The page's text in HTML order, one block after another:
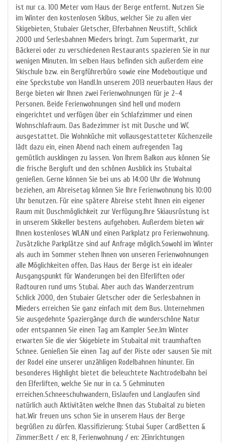
ist nur ca. 100 Meter vom Haus der Berge entfernt. Nutzen Sie
im Winter den kostenlosen Skibus, welcher Sie zu allen vier
Skigebieten, Stubaier Gletscher, Elferbahnen Neustift, Schlick
2000 und Serlesbahnen Mieders bringt. Zum Supermarkt, zur
Bäckerei oder zu verschiedenen Restaurants spazieren Sie in nur
wenigen Minuten. Im selben Haus befinden sich außerdem eine
Skischule bzw. ein Bergführerbüro sowie eine Modeboutique und
eine Speckstube von Handl.In unserem 2013 neuerbauten Haus der
Berge bieten wir Ihnen zwei Ferienwohnungen für je 2-4
Personen. Beide Ferienwohnungen sind hell und modern
eingerichtet und verfügen über ein Schlafzimmer und einen
Wohnschlafraum. Das Badezimmer ist mit Dusche und WC
ausgestattet. Die Wohnküche mit vollausgestatteter Küchenzeile
lädt dazu ein, einen Abend nach einem aufregenden Tag
gemütlich ausklingen zu lassen. Von Ihrem Balkon aus können Sie
die frische Bergluft und den schönen Ausblick ins Stubaital
genießen. Gerne können Sie bei uns ab 14:00 Uhr die Wohnung
beziehen, am Abreisetag können Sie Ihre Ferienwohnung bis 10:00
Uhr benutzen. Für eine spätere Abreise steht Ihnen ein eigener
Raum mit Duschmöglichkeit zur Verfügung.Ihre Skiausrüstung ist
in unserem Skikeller bestens aufgehoben. Außerdem bieten wir
Ihnen kostenloses WLAN und einen Parkplatz pro Ferienwohnung.
Zusätzliche Parkplätze sind auf Anfrage möglich.Sowohl im Winter
als auch im Sommer stehen Ihnen von unseren Ferienwohnungen
alle Möglichkeiten offen. Das Haus der Berge ist ein idealer
Ausgangspunkt für Wanderungen bei den Elferliften oder
Radtouren rund ums Stubai. Aber auch das Wanderzentrum
Schlick 2000, den Stubaier Gletscher oder die Serlesbahnen in
Mieders erreichen Sie ganz einfach mit dem Bus. Unternehmen
Sie ausgedehnte Spaziergänge durch die wunderschöne Natur
oder entspannen Sie einen Tag am Kampler See.Im Winter
erwarten Sie die vier Skigebiete im Stubaital mit traumhaften
Schnee. Genießen Sie einen Tag auf der Piste oder sausen Sie mit
der Rodel eine unserer unzähligen Rodelbahnen hinunter. Ein
besonderes Highlight bietet die beleuchtete Nachtrodelbahn bei
den Elferliften, welche Sie nur in ca. 5 Gehminuten
erreichen.Schneeschuhwandern, Eislaufen und Langlaufen sind
natürlich auch Aktivitäten welche Ihnen das Stubaital zu bieten
hat.Wir freuen uns schon Sie in unserem Haus der Berge
begrüßen zu dürfen. Klassifizierung: Stubai Super CardBetten &
Zimmer:Bett / en: 8, Ferienwohnung / en: 2Einrichtungen